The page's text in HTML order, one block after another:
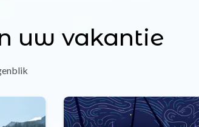
uw vakantie